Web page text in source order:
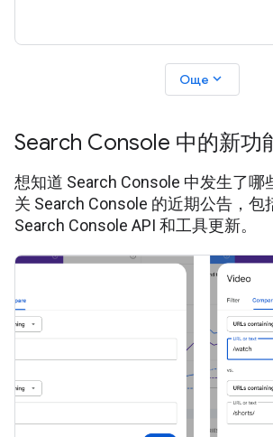
术点。您希望通过一种系统化且全面的方
Още expand_more
Search Console 中的新功
想知道 Search Console 中发生了哪
关 Search Console 的近期公告，包
Search Console API 和工具更新。